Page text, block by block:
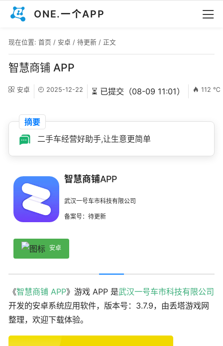
ONE.一个APP
现在位置: 首页 / 安卓 / 待更新 / 正文
智慧商铺 APP
安卓 2025-12-22 ⏳ 已提交（08-09 11:01） 112 ℃
摘要
二手车经营好助手,让生意更简单
智慧商铺APP
武汉一号车市科技有限公司
备案号：待更新
安卓
《智慧商铺 APP》游戏 APP 是武汉一号车市科技有限公司
开发的安卓系统应用软件，版本号：3.7.9，由丢塔游戏网
整理，欢迎下载体验。